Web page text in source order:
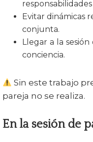
Evitar dinámicas
conjunta.
Llegar a la
conciencia.
Sin este trabajo
pareja no se realiza.
En la sesión de